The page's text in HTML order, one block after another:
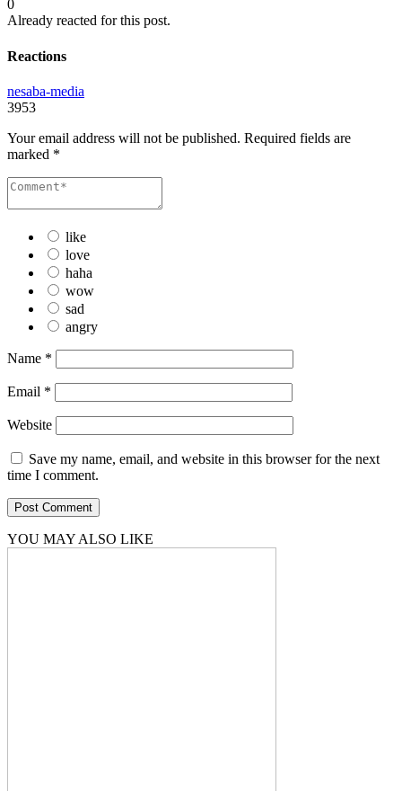
0
Already reacted for this post.
Reactions
nesaba-media
3953
Your email address will not be published. Required fields are
marked *
like
love
haha
wow
sad
angry
Name *
Email *
Website
Save my name, email, and website in this browser for the next
time I comment.
YOU MAY ALSO LIKE